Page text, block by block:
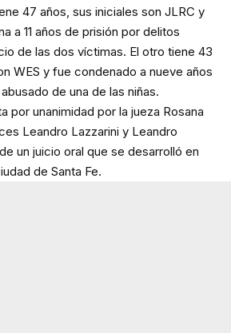
47 años, sus iniciales son JLRC y
a 11 años de prisión por delitos
de las dos víctimas. El otro tiene 43
WES y fue condenado a nueve años
de una de las niñas.
por unanimidad por la jueza Rosana
Leandro Lazzarini y Leandro
un juicio oral que se desarrolló en
de Santa Fe.